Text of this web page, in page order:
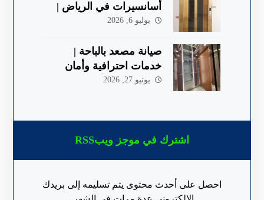
أسانسيرات في الرياض |
جودة وأمان 2026
يوليو 6, 2026
صيانة مصعد بالباحة |
خدمات احترافية وأمان
معتمد 2026 | ألكو
يونيو 27, 2026
اشترك في موجز ويبRSS
احصل على أحدث محتوى يتم تسليمه إلى بريدك